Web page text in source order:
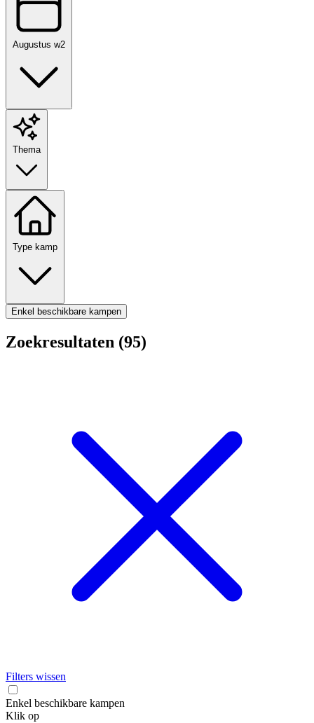
Augustus w2
Thema
Type kamp
Enkel beschikbare kampen
Zoekresultaten (95)
Filters wissen
Enkel beschikbare kampen
Klik op